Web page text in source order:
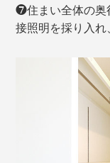
❼住まい全体の奥
接照明を採り入れ